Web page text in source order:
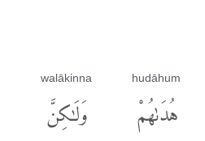
hudāhum
هُدَىٰهُمْ
walākinna
وَلَٰكِنَّ